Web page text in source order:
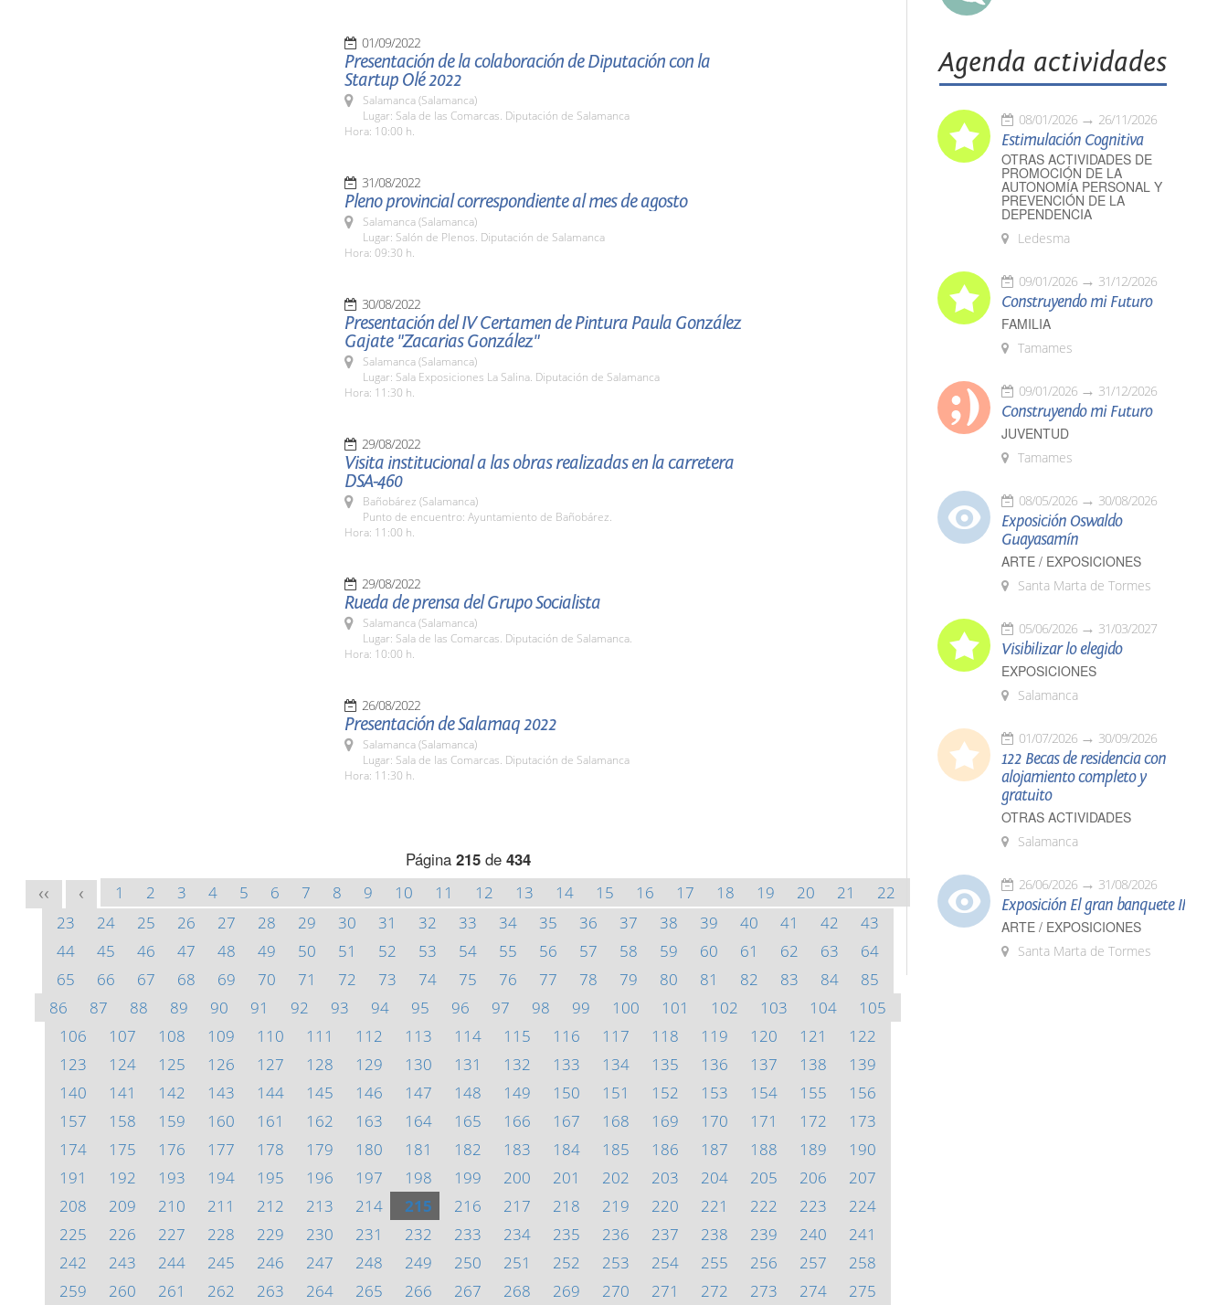
01/09/2022
Presentación de la colaboración de Diputación con la
Startup Olé 2022
Salamanca (Salamanca)
Lugar: Sala de las Comarcas. Diputación de Salamanca
Hora: 10:00 h.
31/08/2022
Pleno provincial correspondiente al mes de agosto
Salamanca (Salamanca)
Lugar: Salón de Plenos. Diputación de Salamanca
Hora: 09:30 h.
30/08/2022
Presentación del IV Certamen de Pintura Paula González
Gajate "Zacarias González"
Salamanca (Salamanca)
Lugar: Sala Exposiciones La Salina. Diputación de Salamanca
Hora: 11:30 h.
29/08/2022
Visita institucional a las obras realizadas en la carretera
DSA-460
Bañobárez (Salamanca)
Punto de encuentro: Ayuntamiento de Bañobárez.
Hora: 11:00 h.
29/08/2022
Rueda de prensa del Grupo Socialista
Salamanca (Salamanca)
Lugar: Sala de las Comarcas. Diputación de Salamanca.
Hora: 10:00 h.
26/08/2022
Presentación de Salamaq 2022
Salamanca (Salamanca)
Lugar: Sala de las Comarcas. Diputación de Salamanca
Hora: 11:30 h.
Página 215de 434
<< < 1 2 3 4 5 6 7 8 9 10 11 12 13 14 15 16 17 18 19 20 21
22
23
24 25 26 27 28 29 30 31 32 33 34 35 36 37 38 39 40 41 42
43
44
45 46 47 48 49 50 51 52 53 54 55 56 57 58 59 60 61 62 63
64
65
66 67 68 69 70 71 72 73 74 75 76 77 78 79 80 81 82 83 84
85
86
87 88 89 90 91 92 93 94 95 96 97 98 99 100 101 102 103 104
105
106
107 108 109 110 111 112 113 114 115 116 117 118 119 120 121
122
123
124 125 126 127 128 129 130 131 132 133 134 135 136 137 138
139
140
141 142 143 144 145 146 147 148 149 150 151 152 153 154 155
156
157
158 159 160 161 162 163 164 165 166 167 168 169 170 171 172
173
174
175 176 177 178 179 180 181 182 183 184 185 186 187 188 189
190
191
192 193 194 195 196 197 198 199 200 201 202 203 204 205 206
207
208
209 210 211 212 213 214 215 216 217 218 219 220 221 222 223
224
225
226 227 228 229 230 231 232 233 234 235 236 237 238 239 240
241
242
243 244 245 246 247 248 249 250 251 252 253 254 255 256 257
258
259
260 261 262 263 264 265 266 267 268 269 270 271 272 273 274 275
Agenda actividades
08/01/2026 26/11/2026
Estimulación Cognitiva
OTRAS ACTIVIDADES DE
PROMOCIÓN DE LA
AUTONOMÍA PERSONAL Y
PREVENCIÓN DE LA
DEPENDENCIA
Ledesma
09/01/2026 31/12/2026
Construyendo mi Futuro
FAMILIA
Tamames
09/01/2026 31/12/2026
Construyendo mi Futuro
JUVENTUD
Tamames
08/05/2026 30/08/2026
Exposición Oswaldo
Guayasamín
ARTE / EXPOSICIONES
Santa Marta de Tormes
05/06/2026 31/03/2027
Visibilizar lo elegido
EXPOSICIONES
Salamanca
01/07/2026 30/09/2026
122 Becas de residencia con
alojamiento completo y
gratuito
OTRAS ACTIVIDADES
Salamanca
26/06/2026 31/08/2026
Exposición El gran banquete II
ARTE / EXPOSICIONES
Santa Marta de Tormes